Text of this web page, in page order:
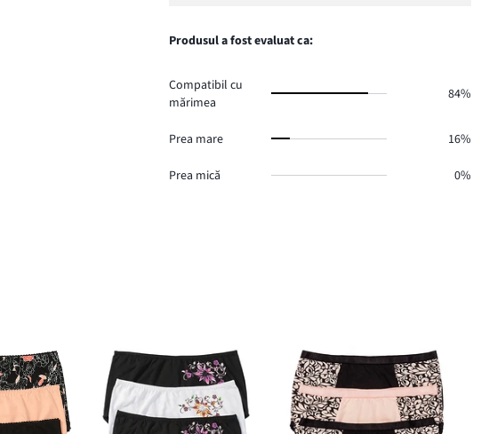
voturi
0.
de
Produsul a fost evaluat ca:
Compatibil cu
mărimea
84%
Prea mare 16%
Prea mică 0%